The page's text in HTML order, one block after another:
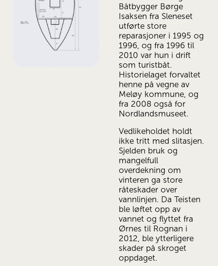
Båtbygger Børge
Isaksen fra Sleneset
utførte store
reparasjoner i 1995 og
1996, og fra 1996 til
2010 var hun i drift
som turistbåt.
Historielaget forvaltet
henne på vegne av
Meløy kommune, og
fra 2008 også for
Nordlandsmuseet.
Vedlikeholdet holdt
ikke tritt med slitasjen.
Sjelden bruk og
mangelfull
overdekning om
vinteren ga store
råteskader over
vannlinjen. Da Teisten
ble løftet opp av
vannet og flyttet fra
Ørnes til Rognan i
2012, ble ytterligere
skader på skroget
oppdaget.